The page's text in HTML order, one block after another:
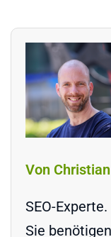
Von
SEO-Experte.
Sie